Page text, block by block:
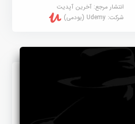
انتشار مرجع:آخرین آپدیت
شرکت:Udemy (یودمی)